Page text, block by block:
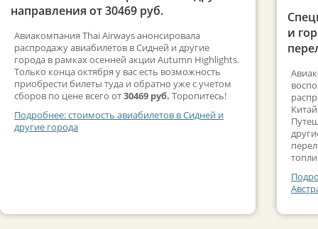
направления от 30469 руб.
Авиакомпания Thai Airways анонсировала
распродажу авиабилетов в Сидней и другие
города в рамках осенней акции Autumn Highlights.
Только конца октября у вас есть возможность
приобрести билеты туда и обратно уже с учетом
сборов по цене всего от30469 руб. Торопитесь!
Подробнее: стоимость авиабилетов в Сидней и
другие города
и